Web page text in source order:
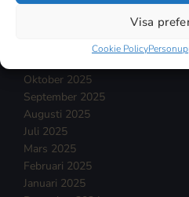
Visa
Cookie Policy
December 2025
Oktober 2025
September 2025
Augusti 2025
Juli 2025
Mars 2025
Februari 2025
Januari 2025